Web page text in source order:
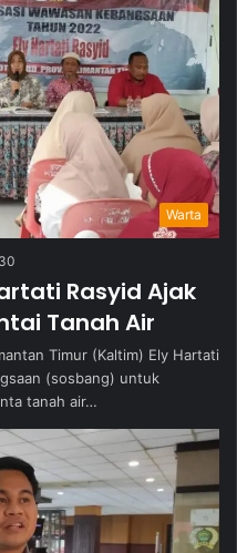
Warta
Rasyid Ajak
Tanah Air
Timur (Kaltim) Ely Hartati
(sosbang) untuk
tanah air…